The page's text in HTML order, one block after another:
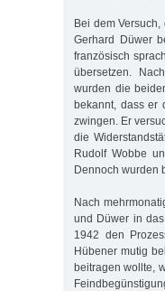
Bei dem
Gerhard Düwer
französisch
übersetzen.
wurden die
bekannt, dass er
zwingen. Er
die
Rudolf Wobbe
Dennoch wurden
Nach
und Düwer in
1942 den
Hübener mutig
beitragen wollte,